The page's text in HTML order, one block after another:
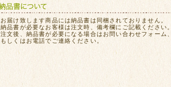
お届け致します商品には納品書は同梱されておりません。
納品書が必要なお客様は注文時、備考欄にご記載ください。
注文後、納品書が必要になる場合はお問い合わせフォーム、
もしくはお電話でご連絡ください。